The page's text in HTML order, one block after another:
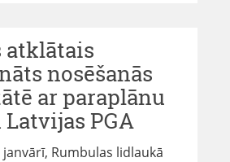
atklātais
nosēšanās
ar paraplānu
Latvijas PGA
janvārī, Rumbulas lidlaukā